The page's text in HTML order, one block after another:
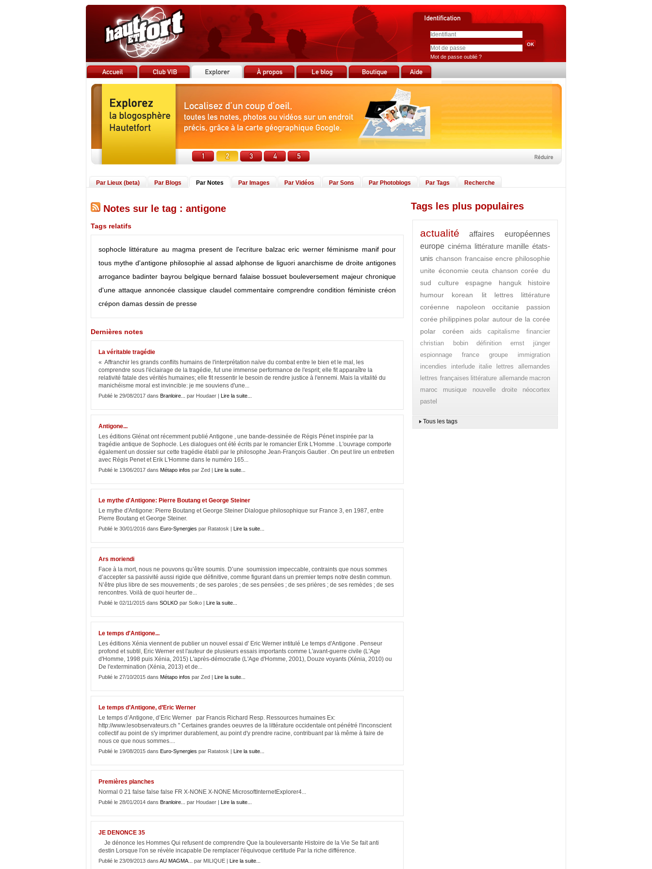
Mot de passe oublié ?
Par Lieux (beta) Par Blogs Par Notes Par Images Par Vidéos Par Sons Par Photoblogs Par Tags Recherche
Notes sur le tag : antigone
Tags relatifs
sophocle littérature au magma present de l'ecriture balzac eric werner féminisme manif pour
tous mythe d'antigone philosophie al assad alphonse de liguori anarchisme de droite antigones
arrogance badinter bayrou belgique bernard falaise bossuet bouleversement majeur chronique
d'une attaque annoncée classique claudel commentaire comprendre condition féministe créon
crépon damas dessin de presse
Dernières notes
La véritable tragédie
« Affranchir les grands conflits humains de l'interprétation naïve du combat entre le bien et le mal, les
comprendre sous l'éclairage de la tragédie, fut une immense performance de l'esprit; elle fit apparaître la
relativité fatale des vérités humaines; elle fit ressentir le besoin de rendre justice à l'ennemi. Mais la vitalité du
manichéisme moral est invincible: je me souviens d'une...
Publié le 29/08/2017 dans Branloire... par Houdaer | Lire la suite...
Antigone...
Les éditions Glénat ont récemment publié Antigone , une bande-dessinée de Régis Pénet inspirée par la
tragédie antique de Sophocle. Les dialogues ont été écrits par le romancier Erik L'Homme . L'ouvrage comporte
également un dossier sur cette tragédie établi par le philosophe Jean-François Gautier . On peut lire un entretien
avec Régis Penet et Erik L'Homme dans le numéro 165...
Publié le 13/06/2017 dans Métapo infos par Zed | Lire la suite...
Le mythe d'Antigone: Pierre Boutang et George Steiner
Le mythe d'Antigone: Pierre Boutang et George Steiner Dialogue philosophique sur France 3, en 1987, entre
Pierre Boutang et George Steiner.
Publié le 30/01/2016 dans Euro-Synergies par Ratatosk | Lire la suite...
Ars moriendi
Face à la mort, nous ne pouvons qu’être soumis. D’une soumission impeccable, contraints que nous sommes
d’accepter sa passivité aussi rigide que définitive, comme figurant dans un premier temps notre destin commun.
N’être plus libre de ses mouvements ; de ses paroles ; de ses pensées ; de ses prières ; de ses remèdes ; de ses
rencontres. Voilà de quoi heurter de...
Publié le 02/11/2015 dans SOLKO par Solko | Lire la suite...
Le temps d'Antigone...
Les éditions Xénia viennent de publier un nouvel essai d' Eric Werner intitulé Le temps d'Antigone . Penseur
profond et subtil, Eric Werner est l'auteur de plusieurs essais importants comme L'avant-guerre civile (L'Age
d'Homme, 1998 puis Xénia, 2015) L'après-démocratie (L'Age d'Homme, 2001), Douze voyants (Xénia, 2010) ou
De l'extermination (Xénia, 2013) et de...
Publié le 27/10/2015 dans Métapo infos par Zed | Lire la suite...
Le temps d’Antigone, d’Eric Werner
Le temps d’Antigone, d’Eric Werner par Francis Richard Resp. Ressources humaines Ex:
http://www.lesobservateurs.ch " Certaines grandes oeuvres de la littérature occidentale ont pénétré l'inconscient
collectif au point de s'y imprimer durablement, au point d'y prendre racine, contribuant par là même à faire de
nous ce que nous sommes....
Publié le 19/08/2015 dans Euro-Synergies par Ratatosk | Lire la suite...
Premières planches
Normal 0 21 false false false FR X-NONE X-NONE MicrosoftInternetExplorer4...
Publié le 28/01/2014 dans Branloire... par Houdaer | Lire la suite...
JE DENONCE 35
Je dénonce les Hommes Qui refusent de comprendre Que la bouleversante Histoire de la Vie Se fait anti
destin Lorsque l'on se révèle incapable De remplacer l'équivoque certitude Par la riche différence.
Publié le 23/09/2013 dans AU MAGMA... par MILIQUE | Lire la suite...
Tags les plus populaires
actualité
affaires européennes
europe cinéma littérature manille états-
unis chanson francaise encre philosophie
unite économie ceuta chanson corée du
sud
culture espagne hanguk
histoire
humour
korean lit lettres
littérature
coréenne
napoleon occitanie
passion
corée philippines polar autour de la corée
polar coréen
aids
capitalisme financier
christian bobin
définition
ernst jünger
espionnage
france groupe
immigration
incendies
interlude italie
lettres allemandes
lettres françaises littérature allemande macron
maroc
musique nouvelle droite
néocortex
pastel
Tous les tags